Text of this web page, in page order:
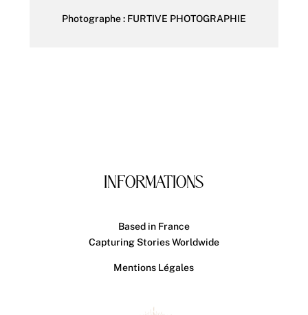
Photographe : FURTIVE PHOTOGRAPHIE
INFORMATIONS
Based in France
Capturing Stories Worldwide
Mentions Légales